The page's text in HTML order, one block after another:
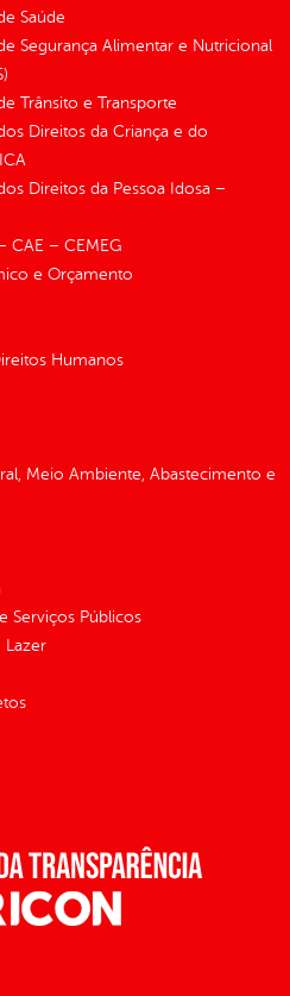
Saúde
Segurança Alimentar e Nutricional
Trânsito e Transporte
Direitos da Criança e do
Direitos da Pessoa Idosa –
CAE – CEMEG
e Orçamento
Humanos
Meio Ambiente, Abastecimento e
Serviços Públicos
Lazer